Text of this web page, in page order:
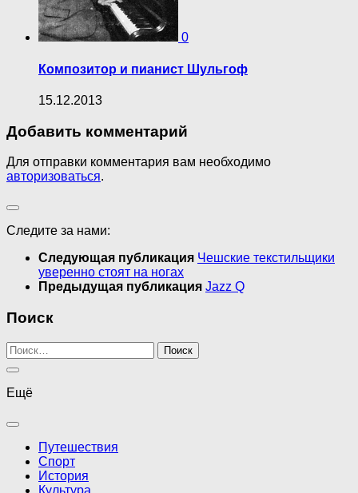
0
Композитор и пианист Шульгоф
15.12.2013
Добавить комментарий
Для отправки комментария вам необходимо
авторизоваться.
Следите за нами:
Следующая публикация Чешские текстильщики
уверенно стоят на ногах
Предыдущая публикация Jazz Q
Поиск
Найти:
Ещё
Путешествия
Спорт
История
Культура